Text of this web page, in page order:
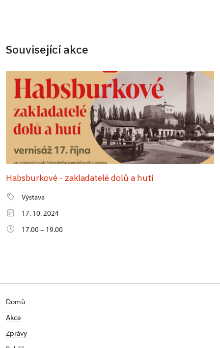
Související akce
Habsburkové - zakladatelé dolů a hutí
Výstava
17. 10. 2024
17.00 – 19.00
Domů
Akce
Zprávy